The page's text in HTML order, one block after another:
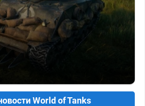
World of Tanks